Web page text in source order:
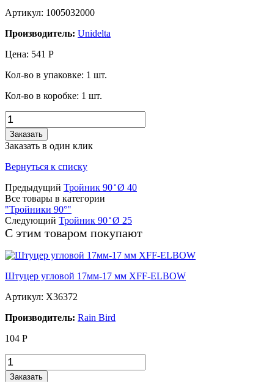
Артикул: 1005032000
Производитель: Unidelta
Цена: 541 Р
Кол-во в упаковке: 1 шт.
Кол-во в коробке: 1 шт.
Заказать
Заказать в один клик
Вернуться к списку
Предыдущий Тройник 90 ̊ Ø 40
Все товары в категории
"Тройники 90°"
Следующий Тройник 90 ̊ Ø 25
С этим товаром покупают
Штуцер угловой 17мм-17 мм XFF-ELBOW
Артикул: X36372
Производитель: Rain Bird
104 Р
Заказать